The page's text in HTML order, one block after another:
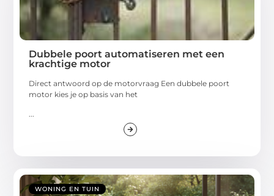
Dubbele poort automatiseren met een
krachtige motor
Direct antwoord op de motorvraag Een dubbele poort
motor kies je op basis van het
...
WONING EN TUIN